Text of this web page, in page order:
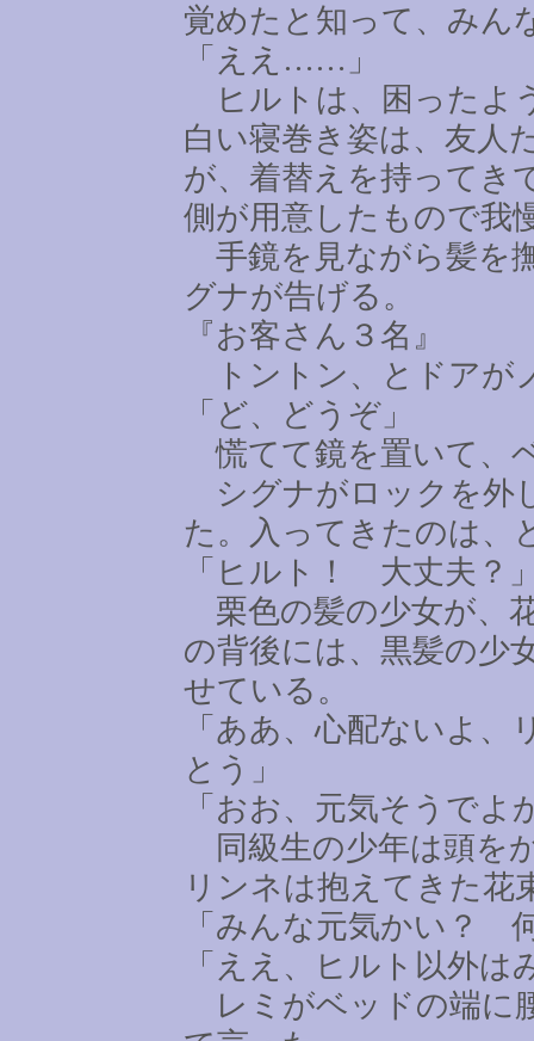
覚めたと知って、みん
「ええ …… 」
ヒルトは、困ったよ
白い寝巻き姿は、友人
が、着替えを持ってき
側が用意したもので我
手鏡を見ながら髪を
グナが告げる。
『お客さん３名』
トントン、とドアが
「ど、どうぞ」
慌てて鏡を置いて、
シグナがロックを外
た。入ってきたのは、
「ヒルト！ 大丈夫？
栗色の髪の少女が、
の背後には、黒髪の少
せている。
「ああ、心配ないよ
とう」
「おお、元気そうでよ
同級生の少年は頭を
リンネは抱えてきた花
「みんな元気かい？
「ええ、ヒルト以外
レミがベッドの端に